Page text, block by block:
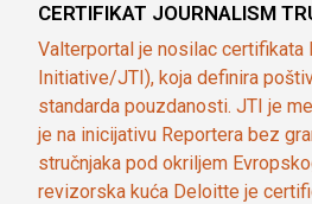
CERTIFIKAT JOURNALISM
Valterportal je nosilac certifikata
Initiative/JTI), koja definira
standarda pouzdanosti. JTI je
je na inicijativu Reportera bez
stručnjaka pod okriljem
revizorska kuća Deloitte je